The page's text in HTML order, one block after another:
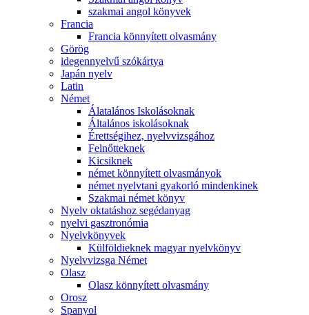
szakmai angol könyvek
Francia
Francia könnyített olvasmány
Görög
idegennyelvű szókártya
Japán nyelv
Latin
Német
Álatalános Iskolásoknak
Általános iskolásoknak
Érettségihez, nyelvvizsgához
Felnőtteknek
Kicsiknek
német könnyített olvasmányok
német nyelvtani gyakorló mindenkinek
Szakmai német könyv
Nyelv oktatáshoz segédanyag
nyelvi gasztronómia
Nyelvkönyvek
Külföldieknek magyar nyelvkönyv
Nyelvvizsga Német
Olasz
Olasz könnyített olvasmány
Orosz
Spanyol